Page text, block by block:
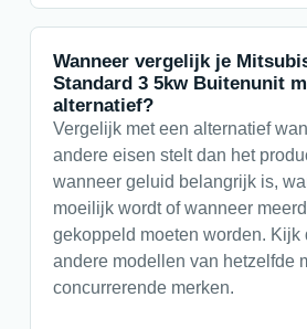
Wanneer vergelijk je
Standard 3 5kw Buitenunit
alternatief?
Vergelijk met een alternatief
andere eisen stelt dan het
wanneer geluid belangrijk is,
moeilijk wordt of wanneer
gekoppeld moeten worden. Kijk
andere modellen van hetzelfde
concurrerende merken.